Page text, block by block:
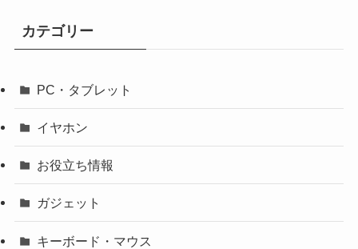
カテゴリー
PC・タブレット
イヤホン
お役立ち情報
ガジェット
キーボード・マウス